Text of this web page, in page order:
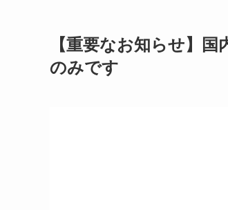
【重要なお知らせ】
のみです